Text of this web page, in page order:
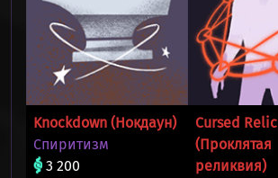
Knockdown (Нокдаун)
Спиритизм
3 200
Cursed Relic
(Проклятая
реликвия)